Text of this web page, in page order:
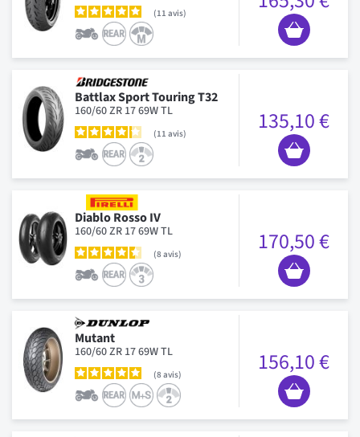
11 avis
Battlax Sport Touring T32
160/60 ZR 17 69W TL
11 avis 135,10 €
Diablo Rosso IV
160/60 ZR 17 69W TL
8 avis 170,50 €
Mutant
160/60 ZR 17 69W TL
8 avis 156,10 €